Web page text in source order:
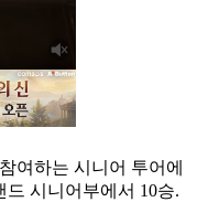
여하는 시니어 투어에
드 시니어부에서 10승.